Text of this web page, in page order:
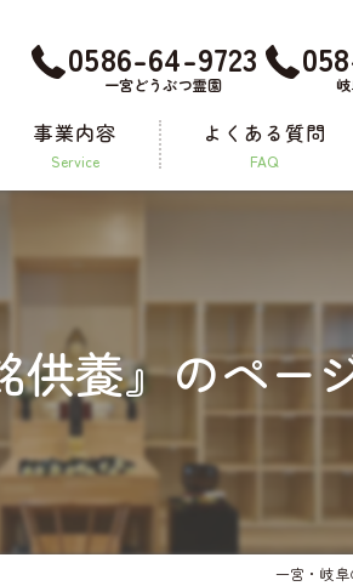
0586-64-9723
一宮どうぶつ霊園
事業内容
service
よくある質問
FAQ
供養』のペー
一宮・岐